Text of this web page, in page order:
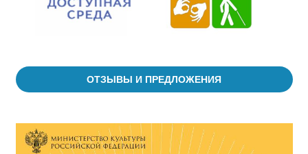
ОТЗЫВЫ И ПРЕДЛОЖЕНИЯ